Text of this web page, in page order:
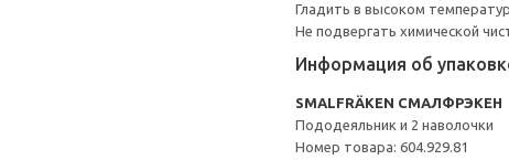
Гладить в высоком
Не подвергать химической
Информация об
SMALFRÄKEN СМАЛФРЭКЕН
Пододеяльник и 2 наволочки
Номер товара: 604.929.81